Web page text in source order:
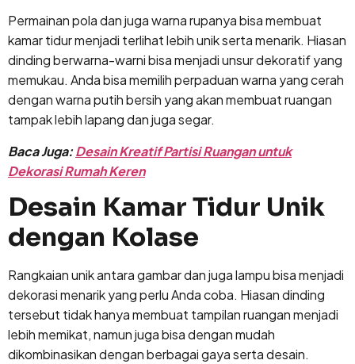
Permainan pola dan juga warna rupanya bisa membuat
kamar tidur menjadi terlihat lebih unik serta menarik. Hiasan
dinding berwarna-warni bisa menjadi unsur dekoratif yang
memukau. Anda bisa memilih perpaduan warna yang cerah
dengan warna putih bersih yang akan membuat ruangan
tampak lebih lapang dan juga segar.
Baca Juga:Desain Kreatif Partisi Ruangan untuk
Dekorasi Rumah Keren
Desain Kamar Tidur Unik
dengan Kolase
Rangkaian unik antara gambar dan juga lampu bisa menjadi
dekorasi menarik yang perlu Anda coba. Hiasan dinding
tersebut tidak hanya membuat tampilan ruangan menjadi
lebih memikat, namun juga bisa dengan mudah
dikombinasikan dengan berbagai gaya serta desain.